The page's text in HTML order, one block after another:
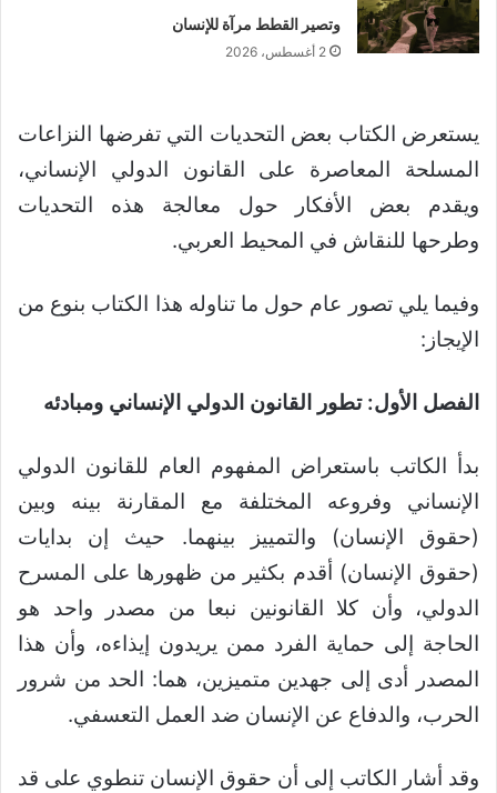
وتصير القطط مرآة للإنسان
2 أغسطس، 2026
يستعرض الكتاب بعض التحديات التي تفرضها النزاعات
المسلحة المعاصرة على القانون الدولي الإنساني،
ويقدم بعض الأفكار حول معالجة هذه التحديات
وطرحها للنقاش في المحيط العربي.
وفيما يلي تصور عام حول ما تناوله هذا الكتاب بنوع من
الإيجاز:
الفصل الأول: تطور القانون الدولي الإنساني ومبادئه
بدأ الكاتب باستعراض المفهوم العام للقانون الدولي
الإنساني وفروعه المختلفة مع المقارنة بينه وبين
(حقوق الإنسان) والتمييز بينهما. حيث إن بدايات
(حقوق الإنسان) أقدم بكثير من ظهورها على المسرح
الدولي، وأن كلا القانونين نبعا من مصدر واحد هو
الحاجة إلى حماية الفرد ممن يريدون إيذاءه، وأن هذا
المصدر أدى إلى جهدين متميزين، هما: الحد من شرور
الحرب، والدفاع عن الإنسان ضد العمل التعسفي.
وقد أشار الكاتب إلى أن حقوق الإنسان تنطوي على قد